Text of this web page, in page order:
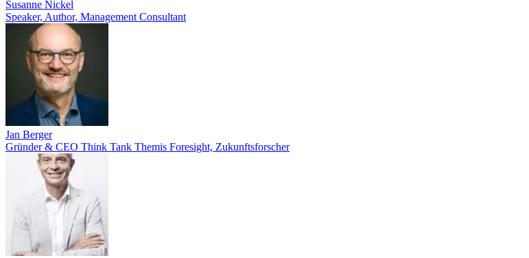
Susanne Nickel
Speaker, Author, Management Consultant
Jan Berger
Gründer & CEO Think Tank Themis Foresight, Zukunftsforscher